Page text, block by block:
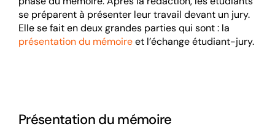
se préparent à présenter leur travail devant un jury.
Elle se fait en deux grandes parties qui sont : la
présentation du mémoireet l’échange étudiant-jury.
Présentation du mémoire